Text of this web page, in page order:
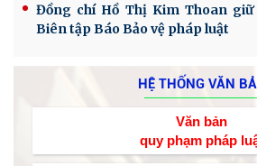
Đồng chí Hồ Thị Kim Thoan giữ
Biên tập Báo Bảo vệ pháp luật
HỆ THỐNG VĂN
Văn bản
quy phạm pháp